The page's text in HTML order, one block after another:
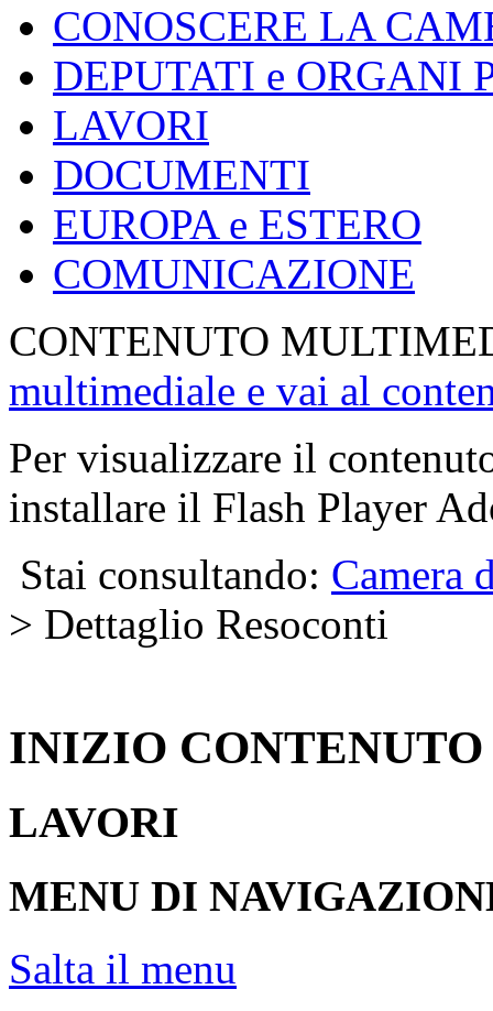
CONOSCERE LA
DEPUTATI e ORGANI
LAVORI
DOCUMENTI
EUROPA e ESTERO
COMUNICAZIONE
CONTENUTO
multimediale e vai al
Per visualizzare il
installare il Flash Player
Stai consultando: Camera
> Dettaglio Resoconti
INIZIO CONTENUTO
LAVORI
MENU DI
Salta il menu